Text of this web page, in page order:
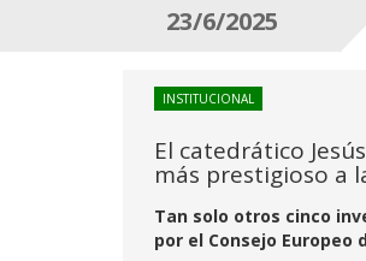
23/6/2025
INSTITUCIONAL
El catedrático
más prestigioso a
Tan solo otros cinco
por el Consejo Europeo